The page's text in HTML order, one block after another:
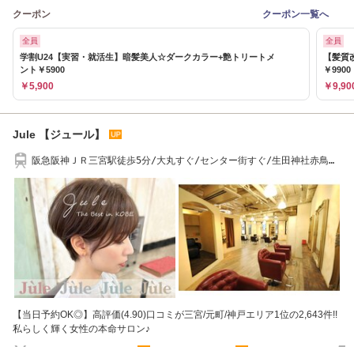
クーポン クーポン一覧へ
全員
学割U24【実習・就活生】暗髪美人☆ダークカラー+艶トリートメ
ント￥5900
￥5,900
全員
【髪
￥9900
￥
Jule 【ジュール】
阪急阪神ＪＲ三宮駅徒歩5分/大丸すぐ/センター街すぐ/生田神社赤鳥居
【当日予約OK◎】高評価(4.90)口コミが三宮/元町/神戸エリア1位の2,643件!!
私らしく輝く女性の本命サロン♪